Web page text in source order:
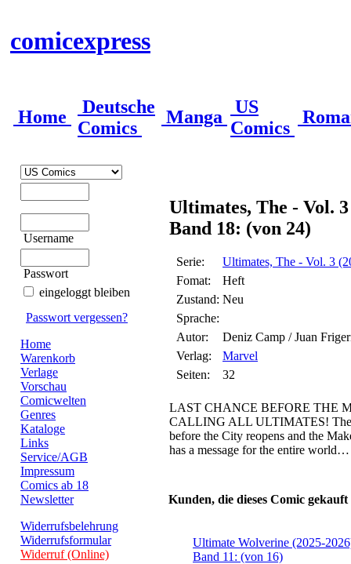
comicexpress
Home
Deutsche
Comics
Manga
US
Comics
Username
Passwort
eingeloggt bleiben
Passwort vergessen?
Home
Warenkorb
Verlage
Vorschau
Comicwelten
Genres
Kataloge
Links
Service/AGB
Impressum
Comics ab 18
Newsletter
Widerrufsbelehrung
Widerrufsformular
Widerruf (Online)
Ultimates, The - Vol.
Band 18: (von 24)
Serie:
Ultimates, The - Vol. 3
Fomat:
Heft
Zustand: Neu
Sprache:
Autor:
Deniz Camp / Juan
Verlag:
Marvel
Seiten:
32
LAST CHANCE BEFORE THE
CALLING ALL ULTIMATES!
before the City reopens and the
has a message for the entire world…
Kunden, die dieses Comic
Ultimate Wolverine (2025-
Band 11: (von 16)